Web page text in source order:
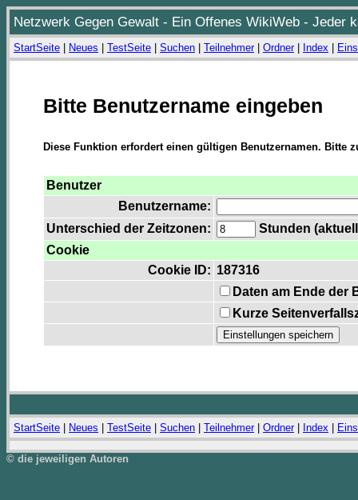
Netzwerk Gegen Gewalt - Ein Offenes WikiWeb - Jeder
StartSeite Neues TestSeite Suchen Teilnehmer| Ordner| Index
Bitte Benutzername eingeben
Diese Funktion erfordert einen gültigen Benutzernamen. Bitte
Benutzer
Benutzername:
Unterschied der Zeitzonen:
Stunden
Cookie
Cookie ID: 187316
Daten am Ende der
Kurze
StartSeite Neues TestSeite Suchen Teilnehmer| Ordner| Index
© die jeweiligen Autoren